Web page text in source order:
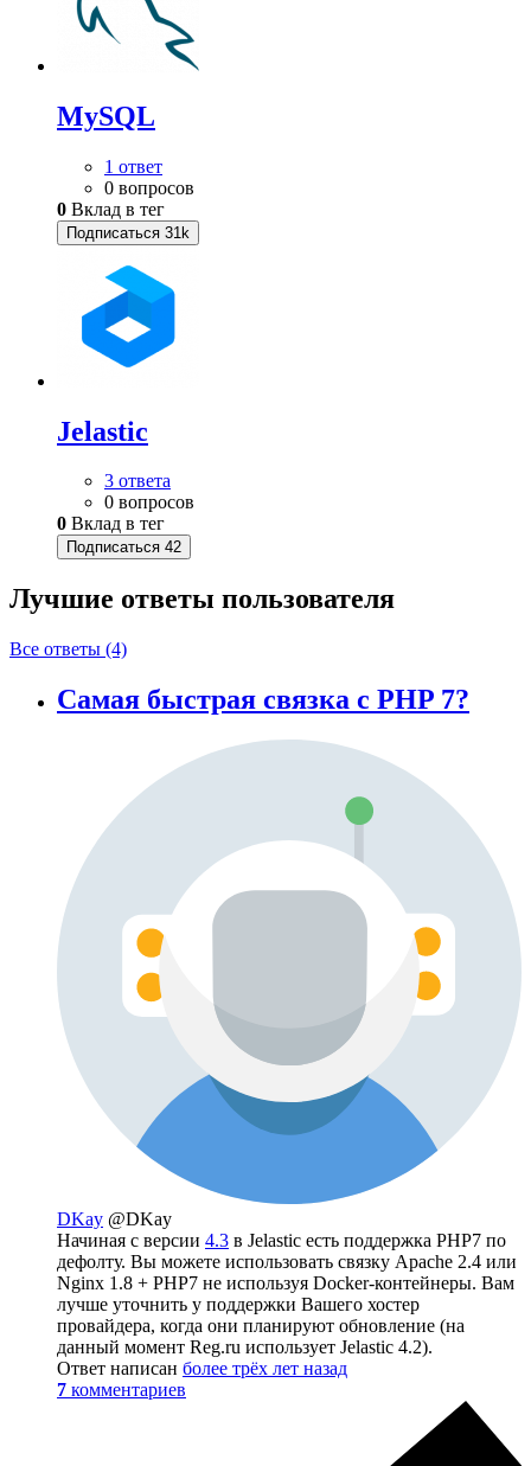
MySQL
1 ответ
0 вопросов
0 Вклад в тег
Подписаться 31k
Jelastic
3 ответа
0 вопросов
0 Вклад в тег
Подписаться 42
Лучшие ответы пользователя
Все ответы (4)
Самая быстрая связка с PHP 7?
DKay @DKay
Начиная с версии 4.3 в Jelastic есть поддержка PHP7 по
дефолту. Вы можете использовать связку Apache 2.4 или
Nginx 1.8 + PHP7 не используя Docker-контейнеры. Вам
лучше уточнить у поддержки Вашего хостер
провайдера, когда они планируют обновление (на
данный момент Reg.ru использует Jelastic 4.2).
Ответ написан более трёх лет назад
7 комментариев